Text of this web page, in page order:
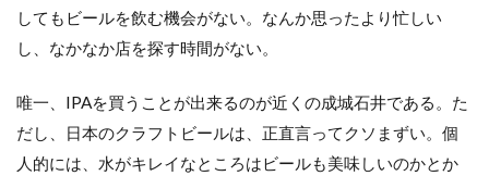
してもビールを飲む機会がない。なんか思ったより忙しい
し、なかなか店を探す時間がない。
唯一、IPAを買うことが出来るのが近くの成城石井である。た
だし、日本のクラフトビールは、正直言ってクソまずい。個
人的には、水がキレイなところはビールも美味しいのかとか